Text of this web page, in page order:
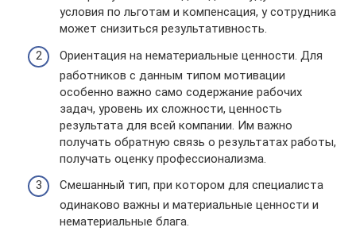
условия по льготам и компенсация, у сотрудника
может снизиться результативность.
Ориентация на нематериальные ценности. Для
работников с данным типом мотивации
особенно важно само содержание рабочих
задач, уровень их сложности, ценность
результата для всей компании. Им важно
получать обратную связь о результатах работы,
получать оценку профессионализма.
Смешанный тип, при котором для специалиста
одинаково важны и материальные ценности и
нематериальные блага.